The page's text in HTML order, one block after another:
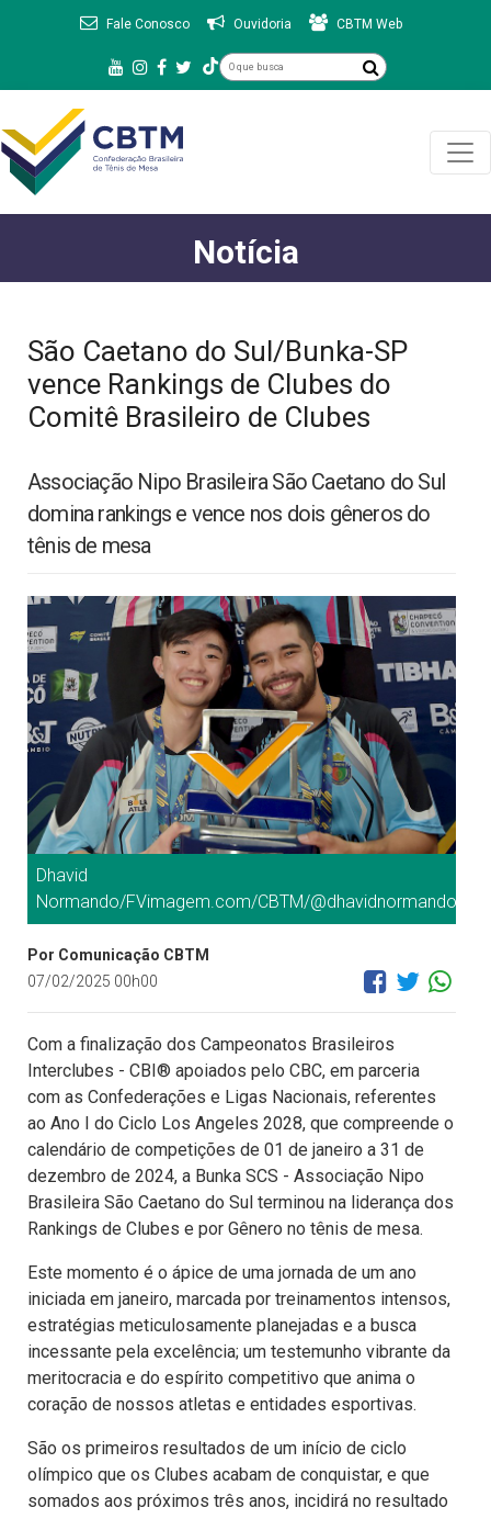
Fale Conosco Ouvidoria CBTM Web
Notícia
São Caetano do Sul/Bunka-SP
vence Rankings de Clubes do
Comitê Brasileiro de Clubes
Associação Nipo Brasileira São Caetano do Sul
domina rankings e vence nos dois gêneros do
tênis de mesa
Dhavid
Normando/FVimagem.com/CBTM/
Por Comunicação CBTM
07/02/2025 00h00
Com a finalização dos Campeonatos Brasileiros
Interclubes - CBI® apoiados pelo CBC, em parceria
com as Confederações e Ligas Nacionais, referentes
ao Ano I do Ciclo Los Angeles 2028, que compreende o
calendário de competições de 01 de janeiro a 31 de
dezembro de 2024, a Bunka SCS - Associação Nipo
Brasileira São Caetano do Sul terminou na liderança dos
Rankings de Clubes e por Gênero no tênis de mesa.
Este momento é o ápice de uma jornada de um ano
iniciada em janeiro, marcada por treinamentos intensos,
estratégias meticulosamente planejadas e a busca
incessante pela excelência; um testemunho vibrante da
meritocracia e do espírito competitivo que anima o
coração de nossos atletas e entidades esportivas.
São os primeiros resultados de um início de ciclo
olímpico que os Clubes acabam de conquistar, e que
somados aos próximos três anos, incidirá no resultado